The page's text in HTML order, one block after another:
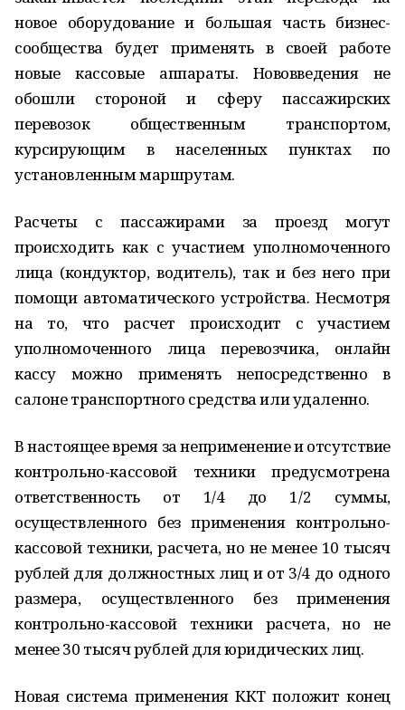
новое оборудование и большая часть бизнес-
сообщества будет применять в своей работе
новые кассовые аппараты. Нововведения не
обошли стороной и сферу пассажирских
перевозок общественным транспортом,
курсирующим в населенных пунктах по
установленным маршрутам.
Расчеты с пассажирами за проезд могут
происходить как с участием уполномоченного
лица (кондуктор, водитель), так и без него при
помощи автоматического устройства. Несмотря
на то, что расчет происходит с участием
уполномоченного лица перевозчика, онлайн
кассу можно применять непосредственно в
салоне транспортного средства или удаленно.
В настоящее время за неприменение и отсутствие
контрольно-кассовой техники предусмотрена
ответственность от 1/4 до 1/2 суммы,
осуществленного без применения контрольно-
кассовой техники, расчета, но не менее 10 тысяч
рублей для должностных лиц и от 3/4 до одного
размера, осуществленного без применения
контрольно-кассовой техники расчета, но не
менее 30 тысяч рублей для юридических лиц.
Новая система применения ККТ положит конец